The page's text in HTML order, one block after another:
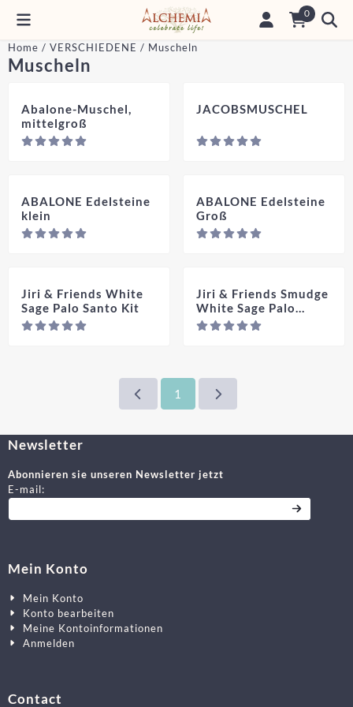
Cookie-Einstellungen sind derzeit geschlossen. 0
Home / VERSCHIEDENE / Muscheln
Muscheln
Abalone-Muschel,
mittelgroß
Preis nicht sichtbar
JACOBSMUSCHEL
ABALONE Edelsteine
klein
Preis nicht sichtbar
ABALONE Edelsteine
Groß
Jiri & Friends White
Sage Palo Santo Kit
Preis nicht sichtbar
Jiri & Friends Smudge
White Sage Palo
Santo Kit Deluxe
1
Newsletter
Abonnieren sie unseren Newsletter jetzt
E-mail:
Mein Konto
Mein Konto
Konto bearbeiten
Meine Kontoinformationen
Anmelden
Contact